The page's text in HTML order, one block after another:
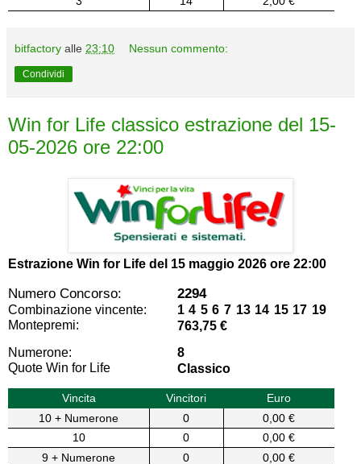
bitfactory alle 23:10 Nessun commento:
Condividi
Win for Life classico estrazione del 15-
05-2026 ore 22:00
Estrazione Win for Life del 15 maggio 2026 ore 22:00
Numero Concorso: 2294
Combinazione vincente:
1 4 5 6 7 13 14 15 17 19
Montepremi:
763,75 €
Numerone:
8
Quote Win for Life
Classico
Vincita Vincitori
Euro
10 + Numerone
0
0,00 €
10
0
0,00 €
9 + Numerone
0
0,00 €